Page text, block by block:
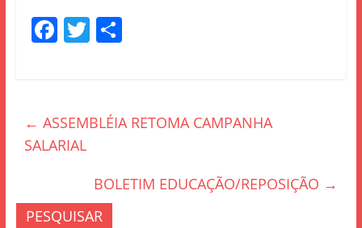
F
b
o
k
T
er
S
← ASSEMBLÉIA RETOMA CAMPANHA
SALARIAL
BOLETIM EDUCAÇÃO/REPOSIÇÃO →
PESQUISAR